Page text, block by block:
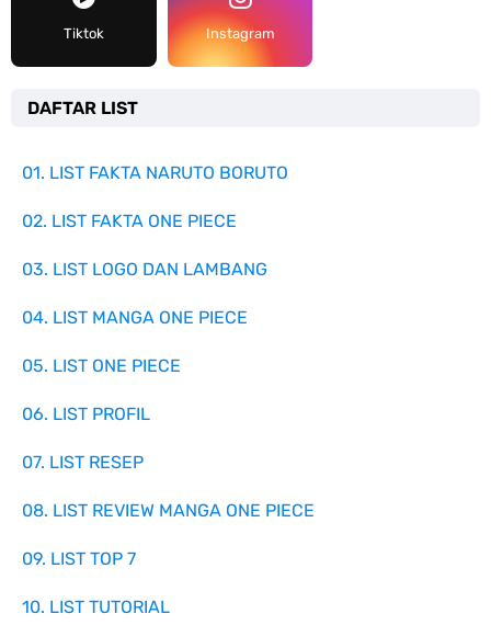
Tiktok Instagram
DAFTAR LIST
01. LIST FAKTA NARUTO BORUTO
02. LIST FAKTA ONE PIECE
03. LIST LOGO DAN LAMBANG
04. LIST MANGA ONE PIECE
05. LIST ONE PIECE
06. LIST PROFIL
07. LIST RESEP
08. LIST REVIEW MANGA ONE PIECE
09. LIST TOP 7
10. LIST TUTORIAL